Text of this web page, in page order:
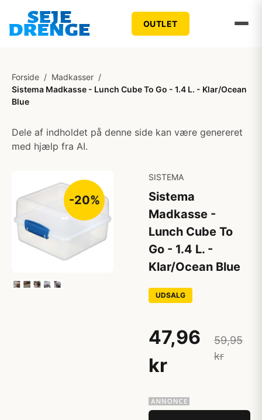
OUTLET
Forside / Madkasser /
Sistema Madkasse - Lunch Cube To Go - 1.4 L. - Klar/Ocean
Blue
Dele af indholdet på denne side kan være genereret
med hjælp fra AI.
-20%
SISTEMA
Sistema
Madkasse -
Lunch Cube To
Go - 1.4 L. -
Klar/Ocean Blue
UDSALG
47,96
kr
59,95
kr